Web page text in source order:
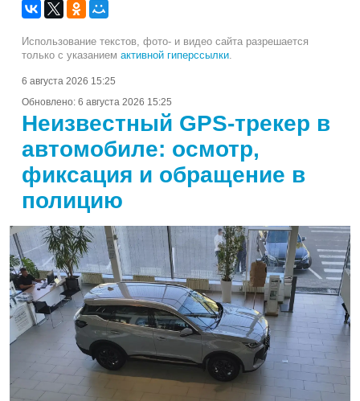
Использование текстов, фото- и видео сайта разрешается
только с указанием активной гиперссылки
6 августа 2026 15:25
Обновлено: 6 августа 2026 15:25
Неизвестный GPS-трекер в
автомобиле: осмотр,
фиксация и обращение в
полицию